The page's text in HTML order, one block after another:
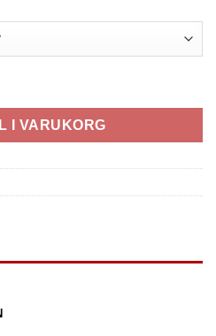
I VARUKORG